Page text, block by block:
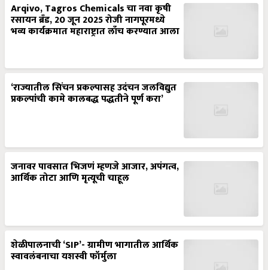
Arqivo, Tagros Chemicals चा नवा कृषी
रसायन ब्रँड, 20 जून 2025 रोजी नागपूरमध्ये
भव्य कार्यक्रमात महाराष्ट्रात लाँच करण्यात आला
‘राज्यातील सिंचन प्रकल्पासह उदंचन जलविद्युत
प्रकल्पांची कामे कालबद्ध पद्धतीने पूर्ण करा’
जनावर पावसात भिजणं म्हणजे आजार, अपंगत्व,
आर्थिक तोटा आणि मृत्यूची चाहूल
शेळीपालनाची ‘SIP’- ग्रामीण भागातील आर्थिक
स्वावलंबनाचा यशस्वी फॉर्मुला